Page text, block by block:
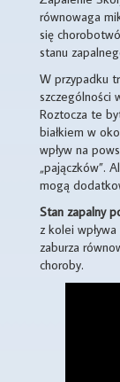
równowaga
się
stanu
W przypadku
szczególności
Roztocza te
białkiem w
wpływ na
„pajączków”.
mogą
Stan zapalny
z kolei
zaburza
choroby.